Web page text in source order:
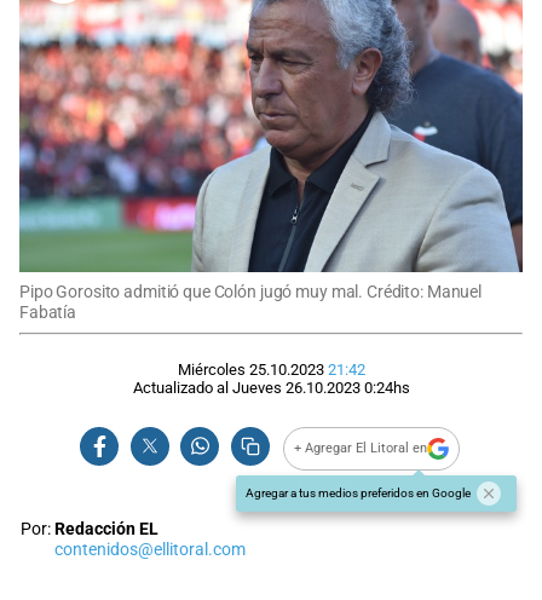
Pipo Gorosito admitió que Colón jugó muy mal. Crédito: Manuel
Fabatía
Miércoles 25.10.2023 21:42
Actualizado al Jueves 26.10.2023 0:24hs
+ Agregar El Litoral en
Agregar a tus medios preferidos en Google
Por:Redacción EL
contenidos@ellitoral.com